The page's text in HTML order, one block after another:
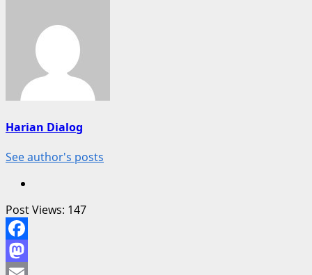
Harian Dialog
See author's posts
Post Views: 147
Facebook